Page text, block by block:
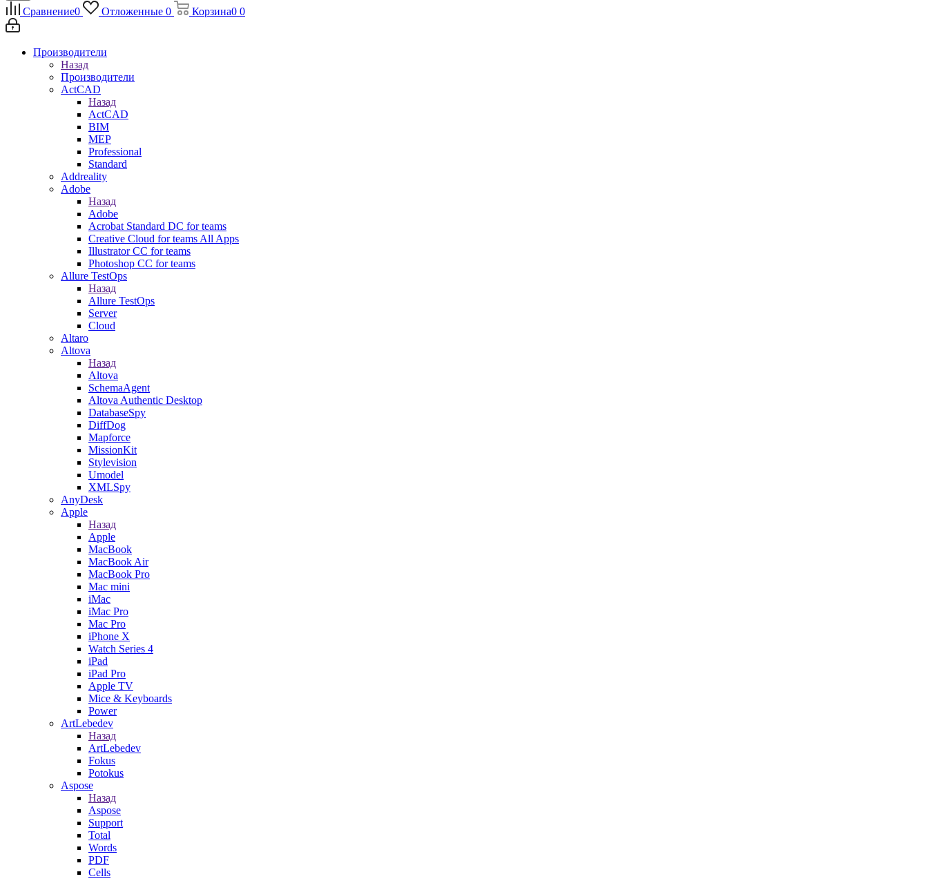
Сравнение0 Отложенные 0 Корзина0 0
Производители
Назад
Производители
ActCAD
Назад
ActCAD
BIM
MEP
Professional
Standard
Addreality
Adobe
Назад
Adobe
Acrobat Standard DC for teams
Creative Cloud for teams All Apps
Illustrator CC for teams
Photoshop CC for teams
Allure TestOps
Назад
Allure TestOps
Server
Cloud
Altaro
Altova
Назад
Altova
SchemaAgent
Altova Authentic Desktop
DatabaseSpy
DiffDog
Mapforce
MissionKit
Stylevision
Umodel
XMLSpy
AnyDesk
Apple
Назад
Apple
MacBook
MacBook Air
MacBook Pro
Mac mini
iMac
iMac Pro
Mac Pro
iPhone X
Watch Series 4
iPad
iPad Pro
Apple TV
Mice & Keyboards
Power
ArtLebedev
Назад
ArtLebedev
Fokus
Potokus
Aspose
Назад
Aspose
Support
Total
Words
PDF
Cells